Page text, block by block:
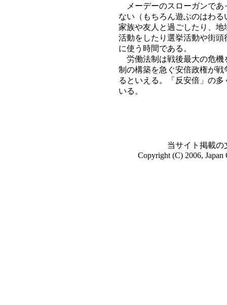
メーデーのスローガンであ
ない（もちろん遊ぶのはわ
家族や友人と過ごしたり、
活動をしたり選挙活動や街
に使う時間である。
労働法制は戦後最大の危機
制の構築を急ぐ安倍政権が
るといえる。「反安倍」の
いる。
当サイト掲載の
Copyright (C) 2006, Japan